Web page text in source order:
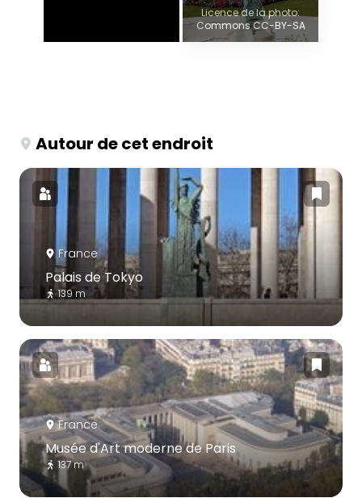
Licence de la photo:
Commons CC-BY-SA
Autour de cet endroit
France
Palais de Tokyo
139 m
France
Musée d'Art moderne de Paris
137 m